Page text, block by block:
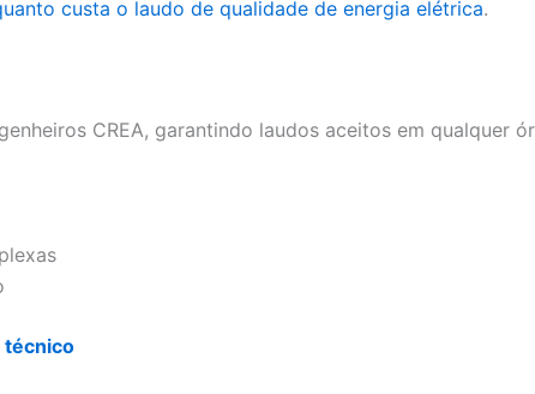
custa o laudo de qualidade de energia elétrica.
CREA, garantindo laudos aceitos em qualquer
técnico